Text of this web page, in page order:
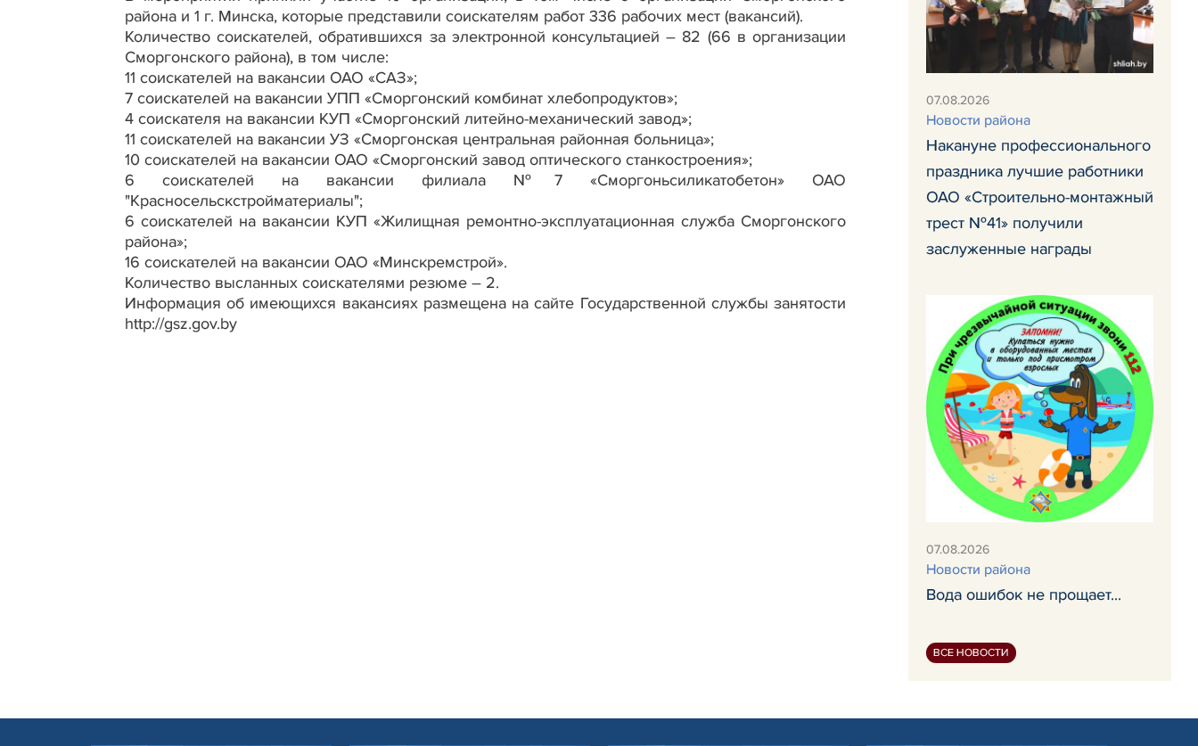
района и 1 г. Минска, которые представили соискателям работ 336 рабочих мест (вакансий).
Количество соискателей, обратившихся за электронной консультацией – 82 (66 в организации
Сморгонского района), в том числе:
11 соискателей на вакансии ОАО «САЗ»;
7 соискателей на вакансии УПП «Сморгонский комбинат хлебопродуктов»;
4 соискателя на вакансии КУП «Сморгонский литейно-механический завод»;
11 соискателей на вакансии УЗ «Сморгонская центральная районная больница»;
10 соискателей на вакансии ОАО «Сморгонский завод оптического станкостроения»;
6 соискателей на вакансии филиала №7 «Сморгоньсиликатобетон» ОАО
"Красносельскстройматериалы";
6 соискателей на вакансии КУП «Жилищная ремонтно-эксплуатационная служба Сморгонского
района»;
16 соискателей на вакансии ОАО «Минскремстрой».
Количество высланных соискателями резюме – 2.
Информация об имеющихся вакансиях размещена на сайте Государственной службы занятости
http://gsz.gov.by
07.08.2026
Новости района
Накануне профессионального
праздника лучшие работники
ОАО «Строительно-монтажный
трест №41» получили
заслуженные награды
07.08.2026
Новости района
Вода ошибок не прощает...
ВСЕ НОВОСТИ